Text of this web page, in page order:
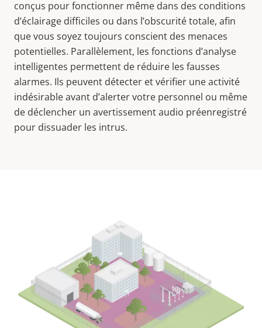
conçus pour fonctionner même dans des conditions
d’éclairage difficiles ou dans l’obscurité totale, afin
que vous soyez toujours conscient des menaces
potentielles. Parallèlement, les fonctions d’analyse
intelligentes permettent de réduire les fausses
alarmes. Ils peuvent détecter et vérifier une activité
indésirable avant d’alerter votre personnel ou même
de déclencher un avertissement audio préenregistré
pour dissuader les intrus.